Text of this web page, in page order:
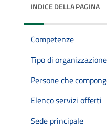
INDICE DELLA PAGINA
Competenze
Tipo di organizzazione
Persone che
Elenco servizi offerti
Sede principale